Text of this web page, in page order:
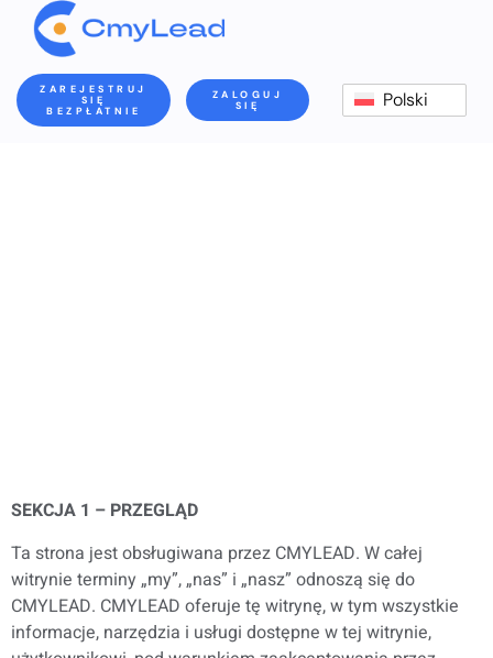
ZAREJESTRUJ
SIĘ
BEZPŁATNIE
ZALOGUJ
SIĘ
Polski
SEKCJA 1 – PRZEGLĄD
Ta strona jest obsługiwana przez CMYLEAD. W całej
witrynie terminy „my”, „nas” i „nasz” odnoszą się do
CMYLEAD. CMYLEAD oferuje tę witrynę, w tym wszystkie
informacje, narzędzia i usługi dostępne w tej witrynie,